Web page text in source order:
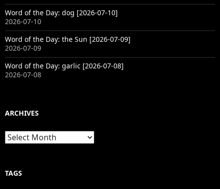
Word of the Day: dog [2026-07-10]
2026-07-10
Word of the Day: the Sun [2026-07-09]
2026-07-09
Word of the Day: garlic [2026-07-08]
2026-07-08
ARCHIVES
Archives
TAGS